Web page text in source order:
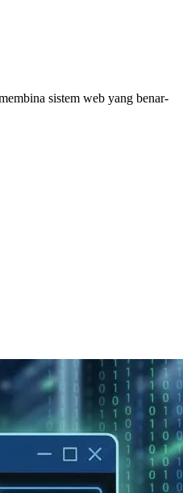
sistem web yang benar-